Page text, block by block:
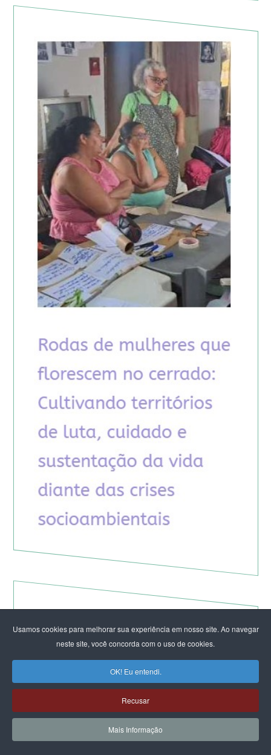
Usamos cookies para melhorar sua experiência em nosso site. Ao navegar
neste site, você concorda com o uso de cookies.
OK! Eu entendi.
Recusar
Mais Informação
Teocracia à brasileira